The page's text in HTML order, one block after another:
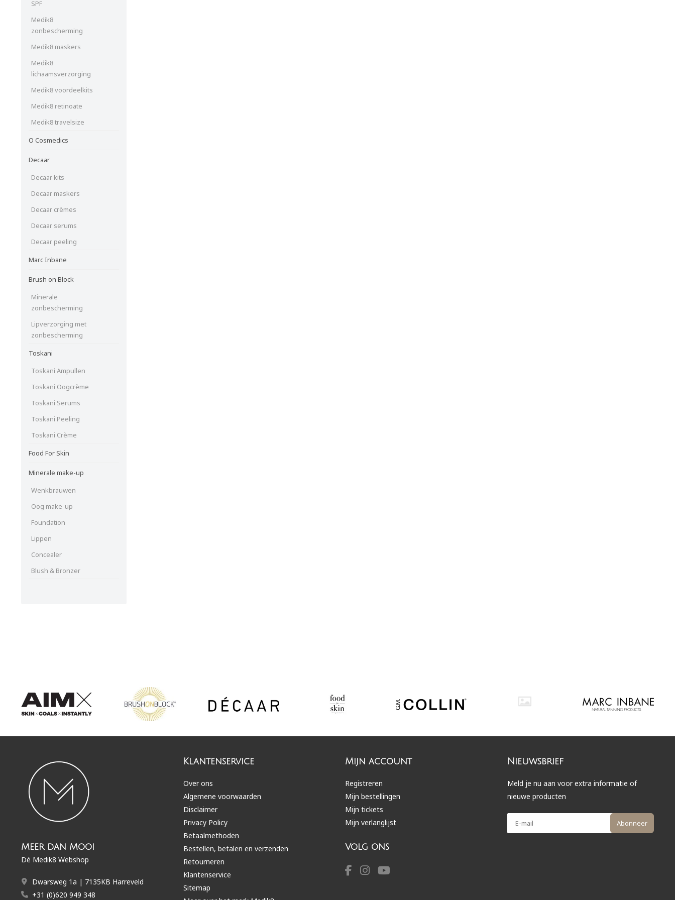
SPF
Medik8
zonbescherming
Medik8 maskers
Medik8
lichaamsverzorging
Medik8 voordeelkits
Medik8 retinoate
Medik8 travelsize
O Cosmedics
Decaar
Decaar kits
Decaar maskers
Decaar crèmes
Decaar serums
Decaar peeling
Marc Inbane
Brush on Block
Minerale
zonbescherming
Lipverzorging met
zonbescherming
Toskani
Toskani Ampullen
Toskani Oogcrème
Toskani Serums
Toskani Peeling
Toskani Crème
Food For Skin
Minerale make-up
Wenkbrauwen
Oog make-up
Foundation
Lippen
Concealer
Blush & Bronzer
Meer dan Mooi
Dé Medik8 Webshop
Dwarsweg 1a | 7135KB Harreveld
+31 (0)620 949 348
Klantenservice
Over ons
Algemene voorwaarden
Disclaimer
Privacy Policy
Betaalmethoden
Bestellen, betalen en verzenden
Retourneren
Klantenservice
Sitemap
Mijn account
Registreren
Mijn bestellingen
Mijn tickets
Mijn verlanglijst
Volg ons
Nieuwsbrief
Meld je nu aan voor extra informatie of
nieuwe producten
Abonneer